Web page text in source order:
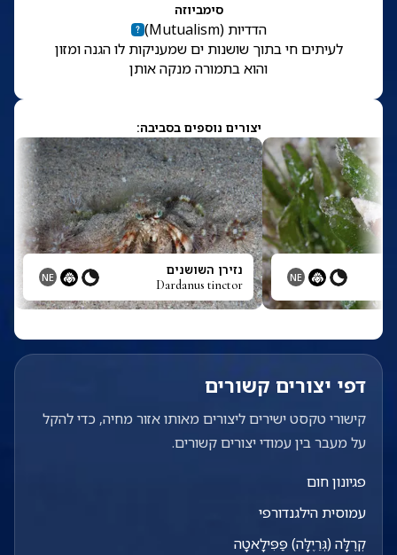
סימביוזה
הדדיות (
Mutualism
)
לעיתים חי בתוך שושנות ים שמעניקות לו הגנה ומזון
והוא בתמורה מנקה אותן
יצורים נוספים בסביבה:
NE נזירן השושנים
Dardanus tinctor
NE
דפי יצורים קשורים
קישורי טקסט ישירים ליצורים מאותו אזור מחיה, כדי להקל
על מעבר בין עמודי יצורים קשורים.
פגיונון חום
עמוסית הילגנדורפי
קְרֶלָּה (גְּרֵיֶלָּה) פַּפִּילָאטָה